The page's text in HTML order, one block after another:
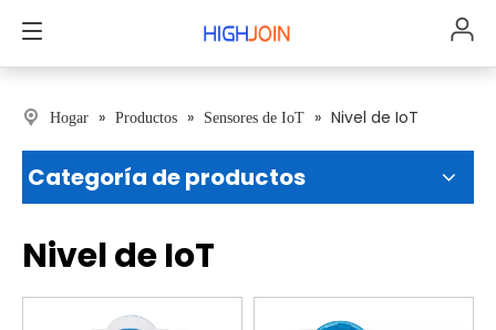
Hogar » Productos » Sensores de IoT » Nivel de IoT
Categoría de productos
Nivel de IoT